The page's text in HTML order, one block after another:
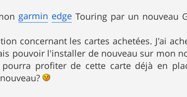
garmin edge Touring par un nouveau
concernant les cartes achetées. J'ai
pouvoir l'installer de nouveau sur mon
profiter de cette carte déjà en